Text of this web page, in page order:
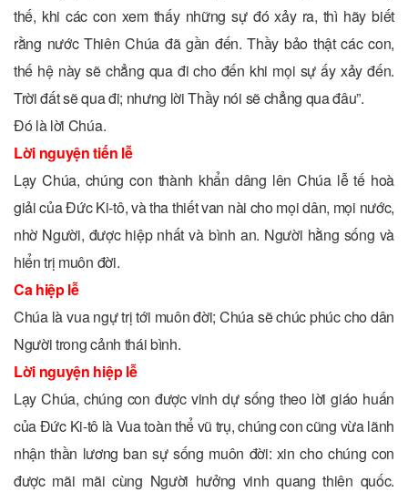
thế, khi các con xem thấy những sự đó xảy ra, thì hãy biết
rằng nước Thiên Chúa đã gần đến. Thầy bảo thật các con,
thế hệ này sẽ chẳng qua đi cho đến khi mọi sự ấy xảy đến.
Trời đất sẽ qua đi; nhưng lời Thầy nói sẽ chẳng qua đâu”.
Ðó là lời Chúa.
Lời nguyện tiến lễ
Lạy Chúa, chúng con thành khẩn dâng lên Chúa lễ tế hoà
giải của Ðức Ki-tô, và tha thiết van nài cho mọi dân, mọi nước,
nhờ Người, được hiệp nhất và bình an. Người hằng sống và
hiển trị muôn đời.
Ca hiệp lễ
Chúa là vua ngự trị tới muôn đời; Chúa sẽ chúc phúc cho dân
Người trong cảnh thái bình.
Lời nguyện hiệp lễ
Lạy Chúa, chúng con được vinh dự sống theo lời giáo huấn
của Ðức Ki-tô là Vua toàn thể vũ trụ, chúng con cũng vừa lãnh
nhận thần lương ban sự sống muôn đời: xin cho chúng con
được mãi mãi cùng Người hưởng vinh quang thiên quốc.